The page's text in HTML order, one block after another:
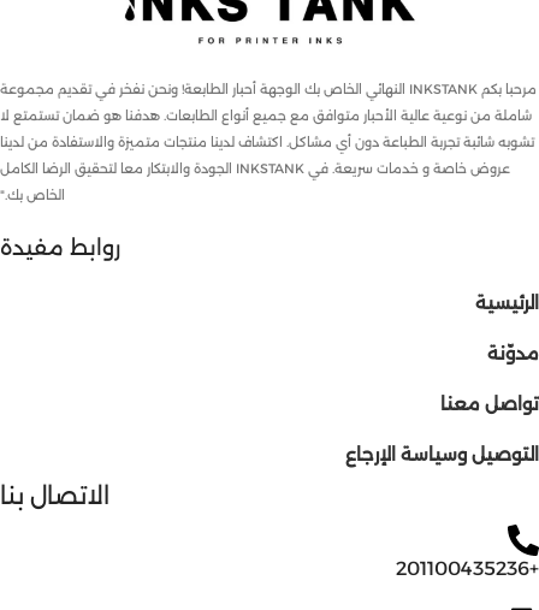
مرحبا بكم INKSTANK النهائي الخاص بك الوجهة أحبار الطابعة! ونحن نفخر في تقديم مجموعة
شاملة من نوعية عالية الأحبار متوافق مع جميع أنواع الطابعات. هدفنا هو ضمان تستمتع لا
تشوبه شائبة تجربة الطباعة دون أي مشاكل. اكتشاف لدينا منتجات متميزة والاستفادة من لدينا
عروض خاصة و خدمات سريعة. في INKSTANK الجودة والابتكار معا لتحقيق الرضا الكامل
الخاص بك."
روابط مفيدة
الرئيسية
مدوّنة
تواصل معنا
التوصيل وسياسة الإرجاع
الاتصال بنا
+201100435236